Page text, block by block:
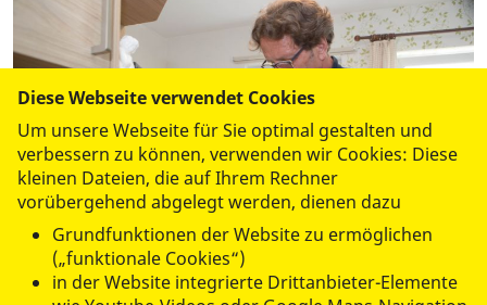
Diese Webseite verwendet Cookies
Um unsere Webseite für Sie optimal gestalten und
verbessern zu können, verwenden wir Cookies: Diese
kleinen Dateien, die auf Ihrem Rechner
vorübergehend abgelegt werden, dienen dazu
Grundfunktionen der Website zu ermöglichen
(„funktionale Cookies“)
in der Website integrierte Drittanbieter-Elemente